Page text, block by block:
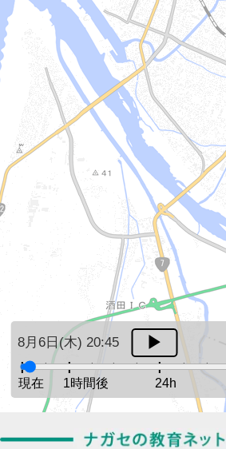
8月6日(木) 20:45
現在 1時間後 24h